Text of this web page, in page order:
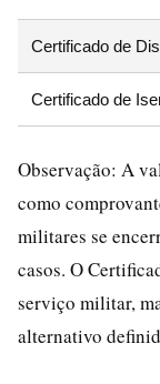
Certificado de
Certificado de
Observação: A
como
militares se
casos. O
serviço militar,
alternativo